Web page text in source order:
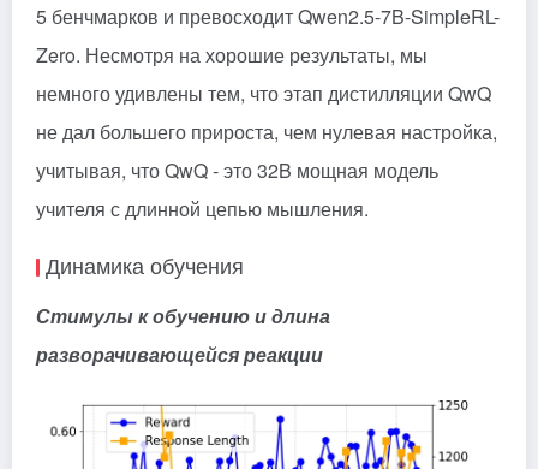
5 бенчмарков и превосходит Qwen2.5-7B-SimpleRL-
Zero. Несмотря на хорошие результаты, мы
немного удивлены тем, что этап дистилляции QwQ
не дал большего прироста, чем нулевая настройка,
учитывая, что QwQ - это 32B мощная модель
учителя с длинной цепью мышления.
Динамика обучения
Стимулы к обучению и длина
разворачивающейся реакции